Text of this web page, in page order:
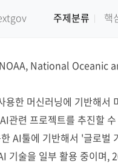
주제분류 핵
National Oceanic
한 머신러닝에 기반해
련 프로젝트를 추진할
AI툴에 기반해서 '글로
술을 일부 활용 중이며,